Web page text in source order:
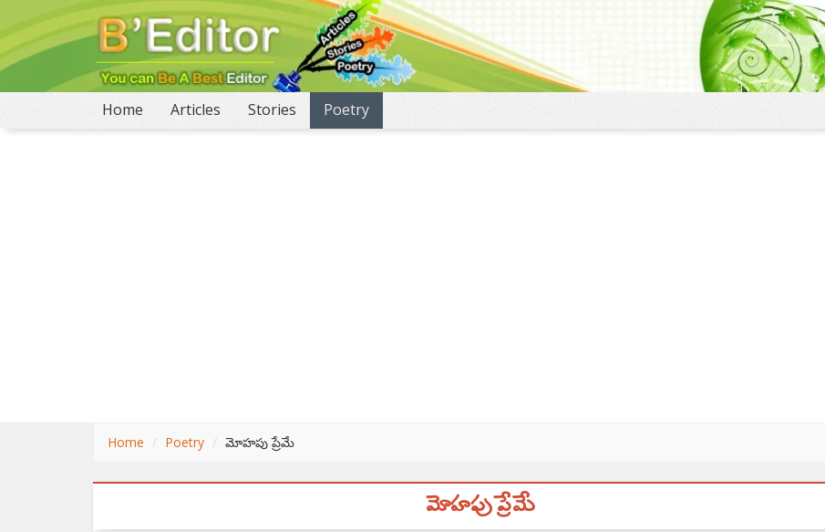
Home (current)
Articles Stories Poetry
Home Poetry మోహపు ప్రేమే
మోహపు ప్రేమే